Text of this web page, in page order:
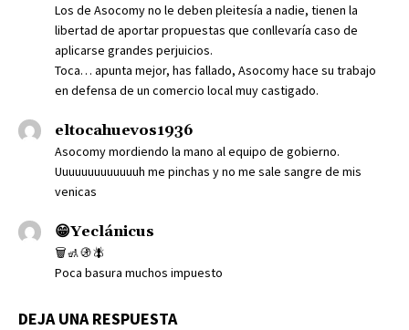
Los de Asocomy no le deben pleitesía a nadie, tienen la
libertad de aportar propuestas que conllevaría caso de
aplicarse grandes perjuicios.
Toca… apunta mejor, has fallado, Asocomy hace su trabajo
en defensa de un comercio local muy castigado.
eltocahuevos1936
Asocomy mordiendo la mano al equipo de gobierno.
Uuuuuuuuuuuuuh me pinchas y no me sale sangre de mis
venicas
😁Yeclánicus
🗑️🚮🚯🪰
Poca basura muchos impuesto
DEJA UNA RESPUESTA